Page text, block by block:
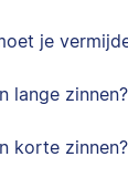
je
lange zinnen?
korte zinnen?